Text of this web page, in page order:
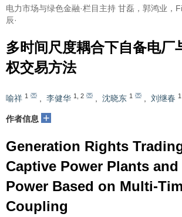
电力市场与绿色金融·栏目主持 甘磊，郭鸿业，
辰·
多时间尺度耦合下自备电厂
权交易方法
喻祥 1 李健华 1 2 沈晓东 1 刘继春 1
作者信息 +
Generation Rights
Captive Power Plants and
Power Based on Multi-
Coupling